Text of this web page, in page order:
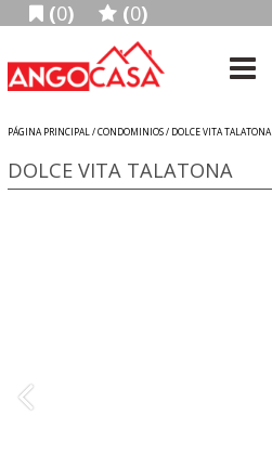
(0) (0)
PÁGINA PRINCIPAL /CONDOMINIOS/ DOLCE VITA TALATONA
DOLCE VITA TALATONA